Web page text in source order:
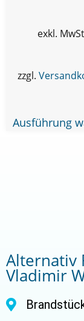
exkl.
zzgl.
Ausführung
Alternativ
Vladimir